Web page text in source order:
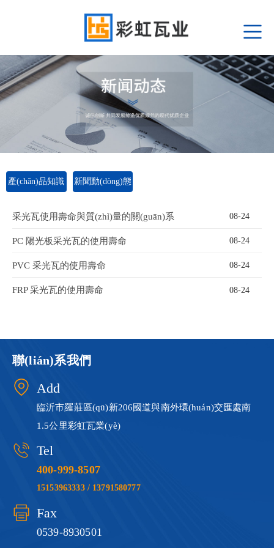
產(chǎn)品知識 新聞動(dòng)態
采光瓦使用壽命與質(zhì)量的關(guān)系 08-24
PC 陽光板采光瓦的使用壽命 08-24
PVC 采光瓦的使用壽命 08-24
FRP 采光瓦的使用壽命 08-24
聯(lián)系我們
Add
臨沂市羅莊區(qū)新206國道與南外環(huán)交匯處南
1.5公里彩虹瓦業(yè)
Tel
400-999-8507
15153963333 / 13791580777
Fax
0539-8930501